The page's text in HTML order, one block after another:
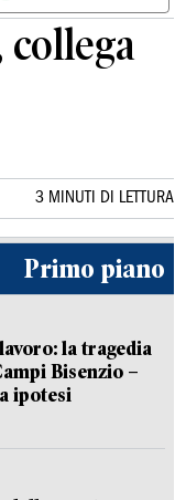
3 MINUTI DI LETTURA
Primo piano
la tragedia
Bisenzio –
ipotesi